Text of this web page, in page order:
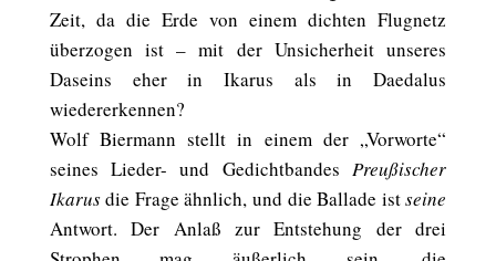
Zeit, da die Erde von einem dichten Flugnetz
überzogen ist – mit der Unsicherheit unseres
Daseins eher in Ikarus als in Daedalus
wiedererkennen?
Wolf Biermann stellt in einem der „Vorworte“
seines Lieder- und GedichtbandesPreußischer
Ikarusdie Frage ähnlich, und die Ballade istseine
Antwort. Der Anlaß zur Entstehung der drei